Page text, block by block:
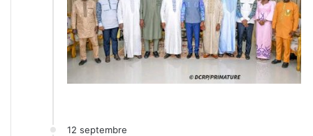
12 septembre